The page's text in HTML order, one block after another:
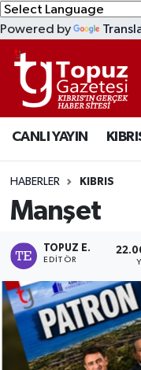
Powered by
CANLI YAYIN
HABERLER KIBRIS
Manşet
TOPUZ E.
EDITÖR
KIBRIS
DÜNYA
EKONOMİ
MAGAZİN
SAĞLIK
SPOR
TEKNOLOJİ
TÜRKİYE
Lefkoşa
Lefkoşa Hava
Lefkoşa Trafik
Süper Lig Puan
Tüm Manşetler
Son Dakika
Haber Arşivi